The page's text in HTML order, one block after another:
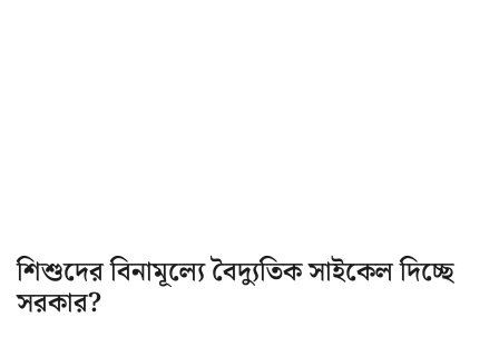
শিশুদের বিনামূল্যে বৈদ্যুতিক সাইকেল দিচ্ছে
সরকার?